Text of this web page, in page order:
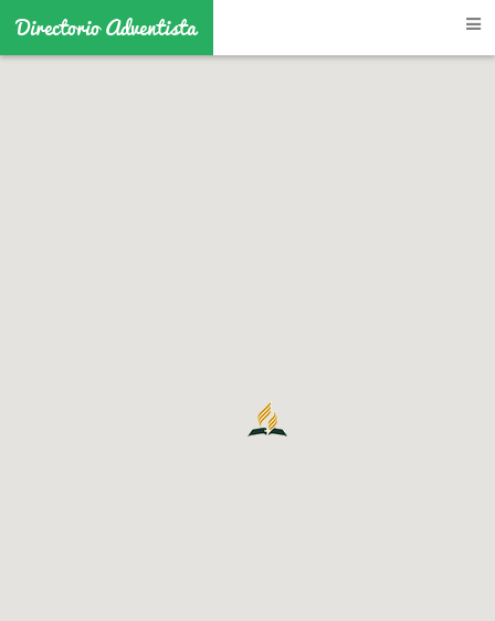
Directorio Adventista